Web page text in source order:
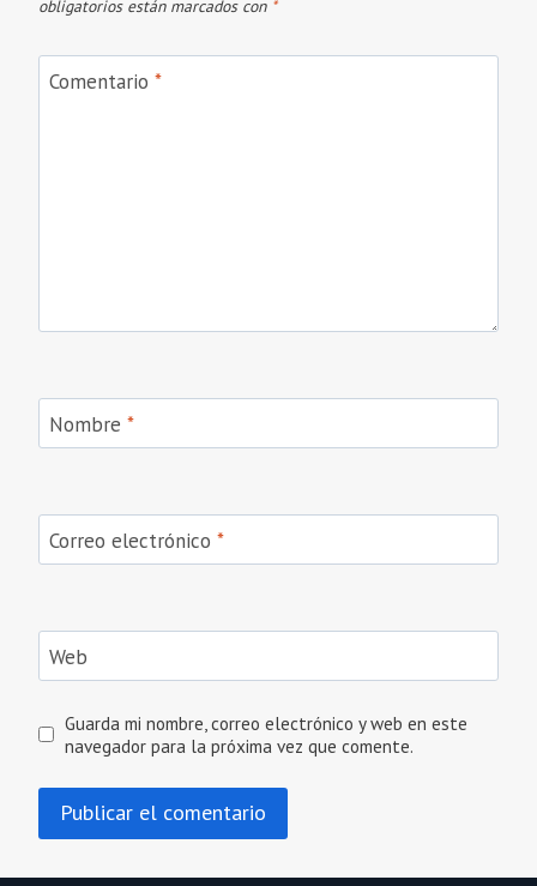
obligatorios están marcados con *
Comentario *
Nombre *
Correo electrónico *
Web
Guarda mi nombre, correo electrónico y web en este
navegador para la próxima vez que comente.